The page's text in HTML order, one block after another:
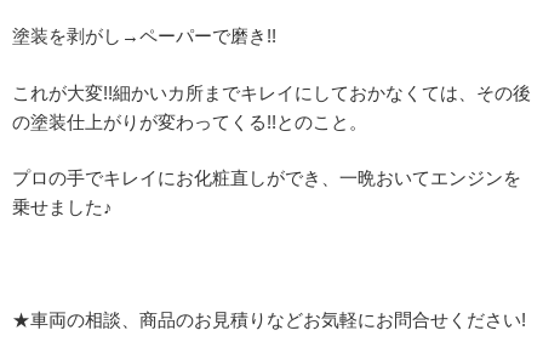
塗装を剥がし→ペーパーで磨き!!
これが大変!!細かいカ所までキレイにしておかなくては、その後
の塗装仕上がりが変わってくる!!とのこと。
プロの手でキレイにお化粧直しができ、一晩おいてエンジンを
乗せました♪
★車両の相談、商品のお見積りなどお気軽にお問合せください!